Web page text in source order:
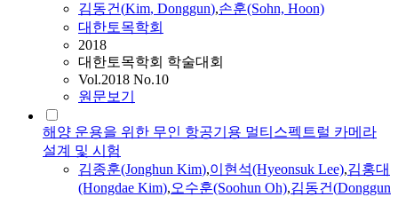
김동건(Kim, Donggun),손훈(Sohn, Hoon)
대한토목학회
2018
대한토목학회 학술대회
Vol.2018 No.10
원문보기
해양 운용을 위한 무인 항공기용 멀티스펙트럴 카메라
설계 및 시험
김종훈(Jonghun Kim),이현석(Hyeonsuk Lee),김홍대
(Hongdae Kim),오수훈(Soohun Oh),김동건(Donggun